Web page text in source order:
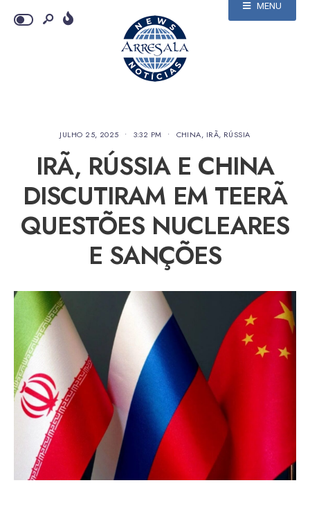
MENU
JULHO 25, 2025 • 3:32 PM • CHINA, IRÃ, RÚSSIA
IRÃ, RÚSSIA E CHINA
DISCUTIRAM EM TEERÃ
QUESTÕES NUCLEARES
E SANÇÕES